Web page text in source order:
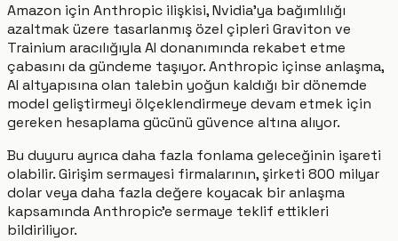
Amazon için Anthropic ilişkisi, Nvidia'ya bağımlılığı
azaltmak üzere tasarlanmış özel çipleri Graviton ve
Trainium aracılığıyla AI donanımında rekabet etme
çabasını da gündeme taşıyor. Anthropic içinse anlaşma,
AI altyapısına olan talebin yoğun kaldığı bir dönemde
model geliştirmeyi ölçeklendirmeye devam etmek için
gereken hesaplama gücünü güvence altına alıyor.
Bu duyuru ayrıca daha fazla fonlama geleceğinin işareti
olabilir. Girişim sermayesi firmalarının, şirketi 800 milyar
dolar veya daha fazla değere koyacak bir anlaşma
kapsamında Anthropic'e sermaye teklif ettikleri
bildiriliyor.